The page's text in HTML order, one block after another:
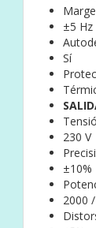
±5 Hz
Sí
230 V
±10%
2000